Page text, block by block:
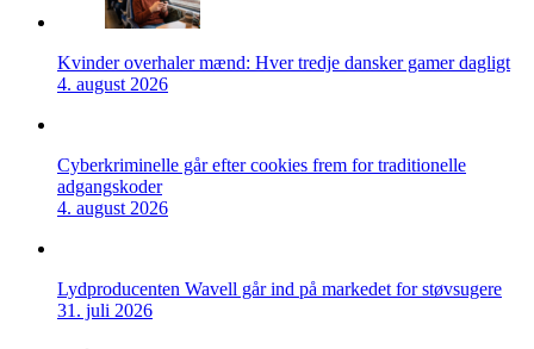
Kvinder overhaler mænd: Hver tredje dansker gamer dagligt
4. august 2026
Cyberkriminelle går efter cookies frem for traditionelle
adgangskoder
4. august 2026
Lydproducenten Wavell går ind på markedet for støvsugere
31. juli 2026